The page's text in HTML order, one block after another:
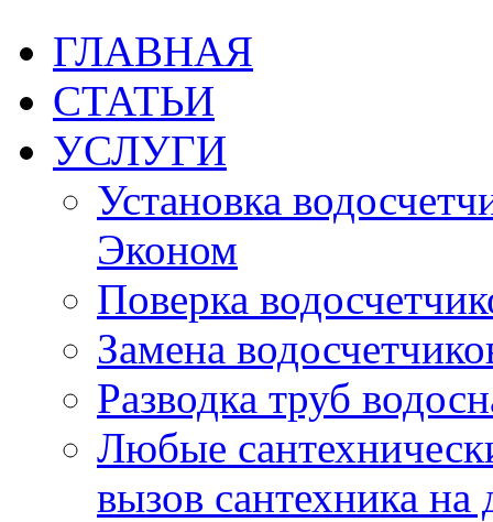
ГЛАВНАЯ
СТАТЬИ
УСЛУГИ
Установка
Эконом
Поверка
Замена
Разводка труб
Любые
вызов сантехника на